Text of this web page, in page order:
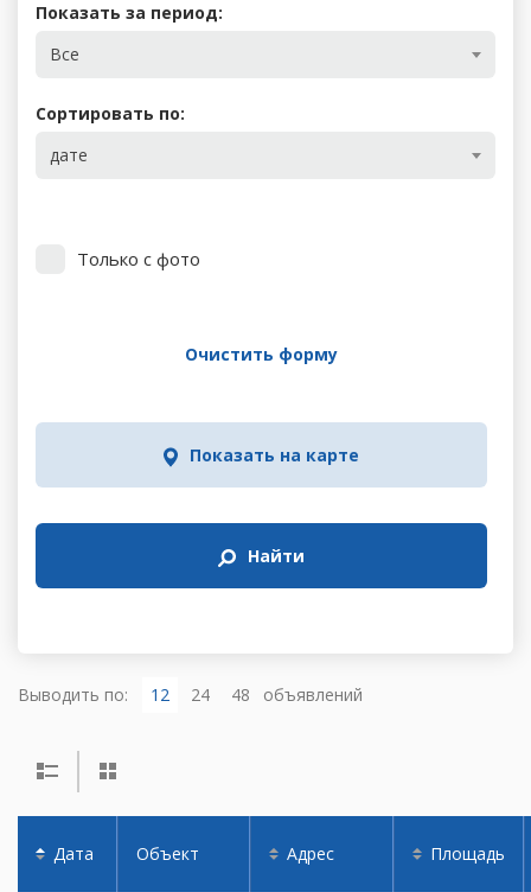
Показать за период:
Все
Сортировать по:
дате
Только с фото
Очистить форму
Показать на карте
Найти
Выводить по: 12 24 48 объявлений
Дата Объект Адрес Площадь